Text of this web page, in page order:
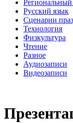
Русский язык
Сценарии
Технология
Физкультура
Чтение
Разное
Аудиозаписи
Видеозаписи